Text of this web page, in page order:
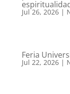
Jul 26, 2026|
Feria
Jul 22, 2026|